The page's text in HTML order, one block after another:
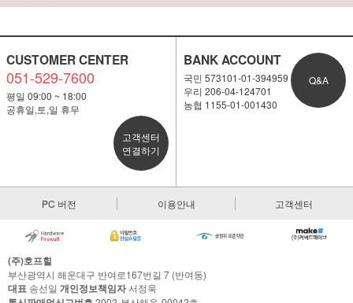
CUSTOMER CENTER
051-529-7600
평일 09:00 ~ 18:00
공휴일,토,일 휴무
고객센터
연결하기
BANK ACCOUNT
국민 573101-01-394959
우리 206-04-124701
농협 1155-01-001430
Q&A
PC 버전 이용안내 고객센터
(주)호프힐
부산광역시 해운대구 반여로167번길 7 (반여동)
대표 송선일 개인정보책임자서정욱